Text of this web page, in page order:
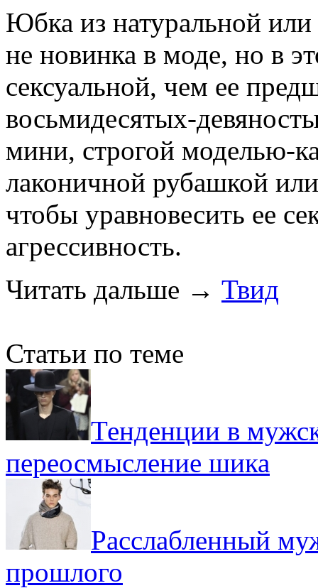
Юбка из натуральной или
не новинка в моде, но в
сексуальной, чем ее
восьмидесятых-
мини, строгой моделью-
лаконичной рубашкой
чтобы уравновесить ее
агрессивность.
Читать дальше → Твид
Статьи по теме
Тенденции в
переосмысление шика
Расслабленный
прошлого